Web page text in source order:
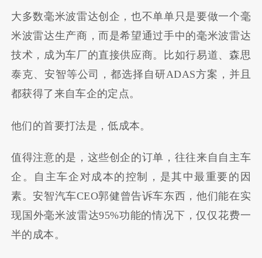
大多数毫米波雷达创企，也不单单只是要做一个毫
米波雷达生产商，而是希望通过手中的毫米波雷达
技术，成为车厂的直接供应商。比如行易道、森思
泰克、安智等公司，都选择自研ADAS方案，并且
都获得了来自车企的定点。
他们的首要打法是，低成本。
值得注意的是，这些创企的订单，往往来自自主车
企。自主车企对成本的控制，是其中最重要的因
素。安智汽车CEO郭健曾告诉车东西，他们能在实
现国外毫米波雷达95%功能的情况下，仅仅花费一
半的成本。